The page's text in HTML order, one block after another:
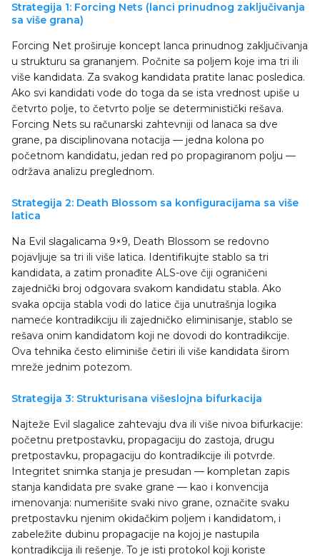
Strategija 1: Forcing Nets (lanci prinudnog zaključivanja
sa više grana)
Forcing Net proširuje koncept lanca prinudnog zaključivanja
u strukturu sa grananjem. Počnite sa poljem koje ima tri ili
više kandidata. Za svakog kandidata pratite lanac posledica.
Ako svi kandidati vode do toga da se ista vrednost upiše u
četvrto polje, to četvrto polje se deterministički rešava.
Forcing Nets su računarski zahtevniji od lanaca sa dve
grane, pa disciplinovana notacija — jedna kolona po
početnom kandidatu, jedan red po propagiranom polju —
održava analizu preglednom.
Strategija 2: Death Blossom sa konfiguracijama sa više
latica
Na Evil slagalicama 9×9, Death Blossom se redovno
pojavljuje sa tri ili više latica. Identifikujte stablo sa tri
kandidata, a zatim pronađite ALS-ove čiji ograničeni
zajednički broj odgovara svakom kandidatu stabla. Ako
svaka opcija stabla vodi do latice čija unutrašnja logika
nameće kontradikciju ili zajedničko eliminisanje, stablo se
rešava onim kandidatom koji ne dovodi do kontradikcije.
Ova tehnika često eliminiše četiri ili više kandidata širom
mreže jednim potezom.
Strategija 3: Strukturisana višeslojna bifurkacija
Najteže Evil slagalice zahtevaju dva ili više nivoa bifurkacije:
početnu pretpostavku, propagaciju do zastoja, drugu
pretpostavku, propagaciju do kontradikcije ili potvrde.
Integritet snimka stanja je presudan — kompletan zapis
stanja kandidata pre svake grane — kao i konvencija
imenovanja: numerišite svaki nivo grane, označite svaku
pretpostavku njenim okidačkim poljem i kandidatom, i
zabeležite dubinu propagacije na kojoj je nastupila
kontradikcija ili rešenje. To je isti protokol koji koriste